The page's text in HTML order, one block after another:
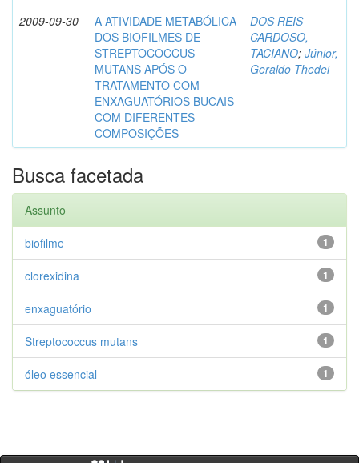
2009-09-30
A ATIVIDADE METABÓLICA
DOS BIOFILMES DE
STREPTOCOCCUS
MUTANS APÓS O
TRATAMENTO COM
ENXAGUATÓRIOS BUCAIS
COM DIFERENTES
COMPOSIÇÕES
DOS REIS
CARDOSO,
TACIANO; Júnior,
Geraldo Thedei
Busca facetada
Assunto
1
biofilme
1
clorexidina
1
enxaguatório
1
Streptococcus mutans
1
óleo essencial